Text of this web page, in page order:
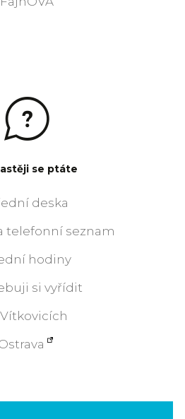
se ptáte
deska
telefonní seznam
hodiny
si vyřídit